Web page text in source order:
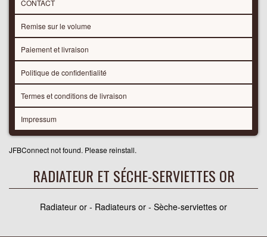
CONTACT
Remise sur le volume
Paiement et livraison
Politique de confidentialité
Termes et conditions de livraison
Impressum
JFBConnect not found. Please reinstall.
RADIATEUR ET SÉCHE-SERVIETTES OR
Radiateur or - Radiateurs or - Sèche-serviettes or